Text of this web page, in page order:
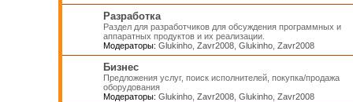
Разработка
Раздел для разработчиков для обсуждения программных и
аппаратных продуктов и их реализации.
Модераторы: Glukinho, Zavr2008, Glukinho, Zavr2008
Бизнес
Предложения услуг, поиск исполнителей, покупка/продажа
оборудования
Модераторы: Glukinho, Zavr2008, Glukinho, Zavr2008